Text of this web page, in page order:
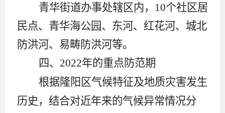
青华街道办事处辖区内， 10个社区居
民点、青华海公园、东河、红花河、城北
防洪河、易畴防洪河等。
四、 2022年的重点防范期
根据隆阳区气候特征及地质灾害发生
历史，结合对近年来的气候异常情况分